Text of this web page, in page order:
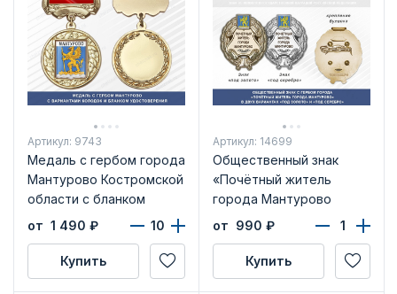
Артикул: 9743
Медаль с гербом города
Мантурово Костромской
области с бланком
удостоверения
от 1 490 ₽
Купить
Артикул: 14699
Общественный знак
«Почётный житель
города Мантурово
Костромской области»
от 990 ₽
Купить